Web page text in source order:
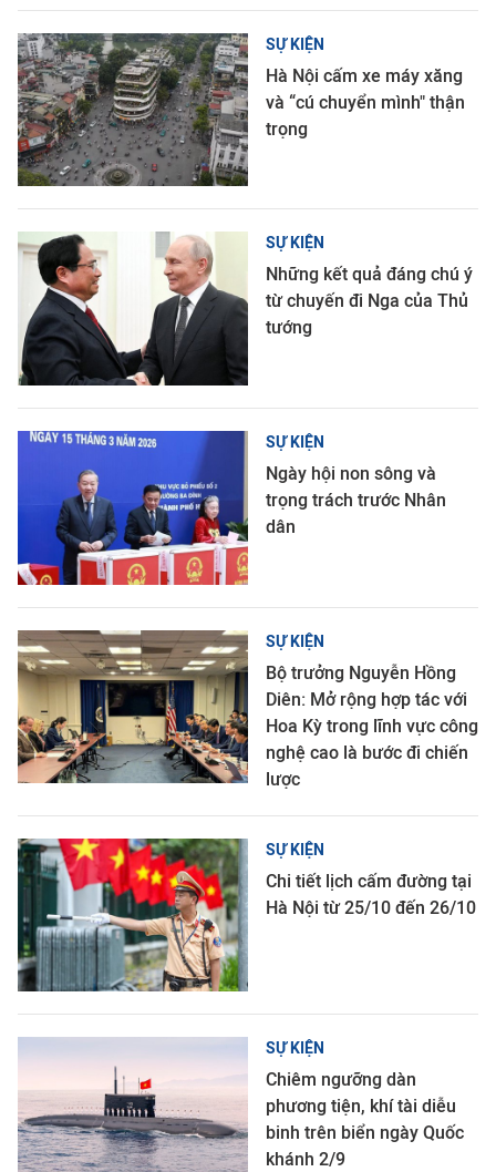
SỰ KIỆN
Hà Nội cấm xe máy xăng
và “cú chuyển mình" thận
trọng
SỰ KIỆN
Những kết quả đáng chú ý
từ chuyến đi Nga của Thủ
tướng
SỰ KIỆN
Ngày hội non sông và
trọng trách trước Nhân
dân
SỰ KIỆN
Bộ trưởng Nguyễn Hồng
Diên: Mở rộng hợp tác với
Hoa Kỳ trong lĩnh vực công
nghệ cao là bước đi chiến
lược
SỰ KIỆN
Chi tiết lịch cấm đường tại
Hà Nội từ 25/10 đến 26/10
SỰ KIỆN
Chiêm ngưỡng dàn
phương tiện, khí tài diễu
binh trên biển ngày Quốc
khánh 2/9